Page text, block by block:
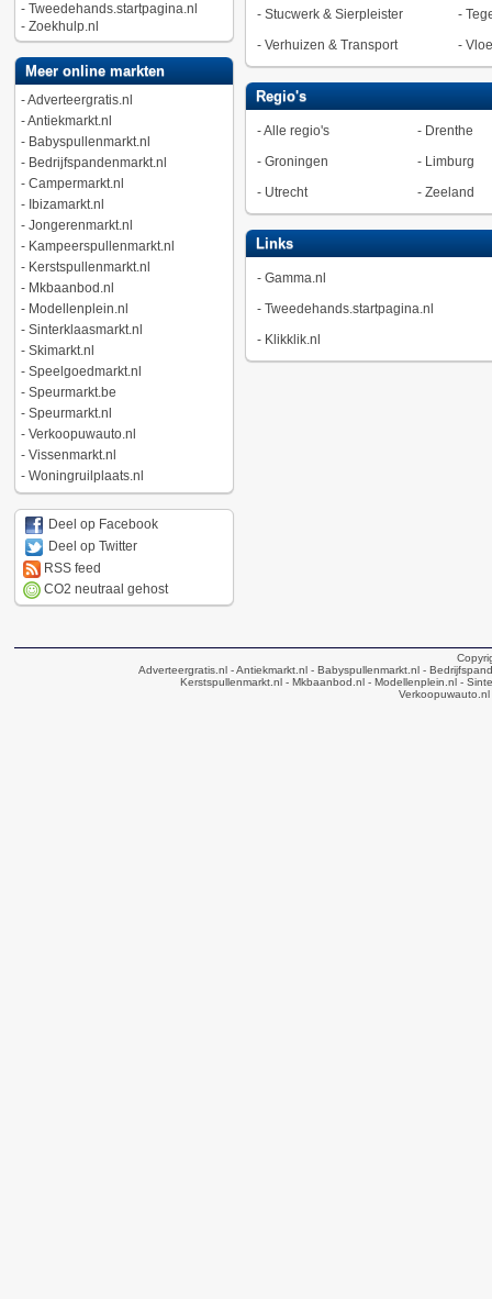
- Tweedehands.startpagina.nl
- Zoekhulp.nl
Meer online markten
-Adverteergratis.nl
-Antiekmarkt.nl
- Babyspullenmarkt.nl
- Bedrijfspandenmarkt.nl
- Campermarkt.nl
- Ibizamarkt.nl
- Jongerenmarkt.nl
- Kampeerspullenmarkt.nl
- Kerstspullenmarkt.nl
- Mkbaanbod.nl
- Modellenplein.nl
- Sinterklaasmarkt.nl
- Skimarkt.nl
- Speelgoedmarkt.nl
- Speurmarkt.be
- Speurmarkt.nl
- Verkoopuwauto.nl
- Vissenmarkt.nl
- Woningruilplaats.nl
Deel op Facebook
Deel op Twitter
RSS feed
CO2 neutraal gehost
- Stucwerk & Sierpleister -
- Verhuizen & Transport -
Regio's
-Alle regio's - Drenthe
- Groningen - Limburg
- Utrecht - Zeeland
Links
- Gamma.nl
- Tweedehands.startpagina.nl
- Klikklik.nl
Adverteergratis.nl - Antiekmarkt.nl - Babyspullenmarkt.nl -
Kerstspullenmarkt.nl- Mkbaanbod.nl- Modellenplein.nl-
Verkoopuwauto.nl